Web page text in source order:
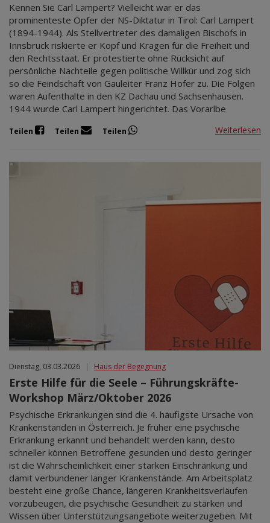
Kennen Sie Carl Lampert? Vielleicht war er das
prominenteste Opfer der NS-Diktatur in Tirol: Carl Lampert
(1894-1944). Als Stellvertreter des damaligen Bischofs in
Innsbruck riskierte er Kopf und Kragen für die Freiheit und
den Rechtsstaat. Er protestierte ohne Rücksicht auf
persönliche Nachteile gegen politische Willkür und zog sich
so die Feindschaft von Gauleiter Franz Hofer zu. Die Folgen
waren Aufenthalte in den KZ Dachau und Sachsenhausen.
1944 wurde Carl Lampert hingerichtet. Das Vorarlbe
Teilen Teilen Teilen Weiterlesen
Dienstag, 03.03.2026 | Haus der Begegnung
Erste Hilfe für die Seele – Führungskräfte-
Workshop März/Oktober 2026
Psychische Erkrankungen sind die 4. häufigste Ursache von
Krankenständen in Österreich. Je früher eine psychische
Erkrankung erkannt und behandelt werden kann, desto
schneller können Betroffene gesunden und desto geringer
ist die Wahrscheinlichkeit einer starken Einschränkung und
damit verbundener langer Krankenstände. Am Arbeitsplatz
besteht eine große Chance, längeren Krankheitsverläufen
vorzubeugen, die psychische Gesundheit zu stärken und
Wissen über Unterstützungsangebote weiterzugeben. Mit